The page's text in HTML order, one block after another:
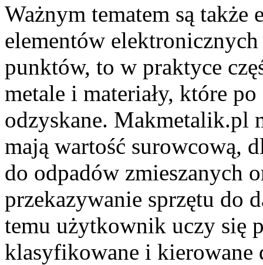
Ważnym tematem są
elementów
punktów, to w praktyce
metale i materiały, które
odzyskane. Makmetalik.pl
mają wartość surowcową,
do odpadów zmieszanych
przekazywanie sprzętu do
temu użytkownik uczy się
klasyfikowane i kierowane